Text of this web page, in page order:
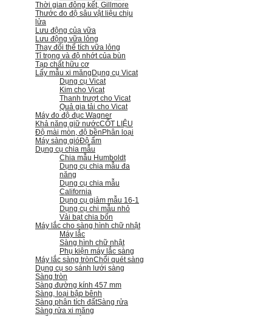
Thời gian đông kết, Gillmore
Thước đo độ sâu vật liệu chịu
lửa
Lưu động của vữa
Lưu động vữa lỏng
Thay đổi thể tích vữa lỏng
Tỉ trọng và độ nhớt của bùn
Tạp chất hữu cơ
Lấy mẫu xi măng Dụng cụ Vicat
Dụng cụ Vicat
Kim cho Vicat
Thanh trượt cho Vicat
Quả gia tải cho Vicat
Máy đo độ đục Wagner
Khả năng giữ nướcCỐT LIỆU
Độ mài mòn, độ bền Phân loại
Máy sàng gióĐộ ẩm
Dụng cụ chia mẫu
Chia mẫu Humboldt
Dụng cụ chia mẫu đa
năng
Dụng cụ chia mẫu
California
Dụng cụ giảm mẫu 16-1
Dụng cụ chi mẫu nhỏ
Vải bạt chia bốn
Máy lắc cho sàng hình chữ nhật
Máy lắc
Sàng hình chữ nhật
Phụ kiện máy lắc sàng
Máy lắc sàng trònChổi quét sàng
Dụng cụ so sánh lưới sàng
Sàng tròn
Sàng đường kính 457 mm
Sàng, loại bập bênh
Sàng phân tích đấtSàng rửa
Sàng rửa xi măng